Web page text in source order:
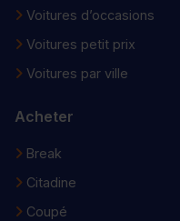
Voitures d’occasions
Voitures petit prix
Voitures par ville
Acheter
Break
Citadine
Coupé